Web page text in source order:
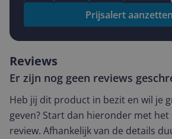
Prijsalert aanzetten
Reviews
Er zijn nog geen reviews
Heb jij dit product in bezit en wil je
geven? Start dan hieronder met het
review. Afhankelijk van de details